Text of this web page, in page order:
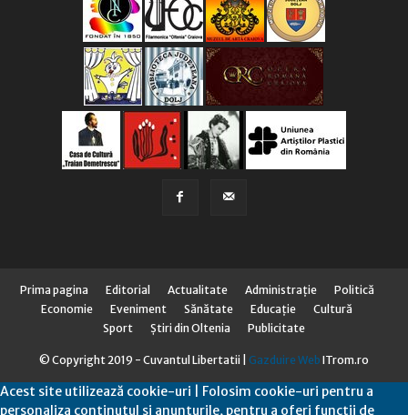
Prima pagina Editorial Actualitate Administraţie
Politică
Economie
Eveniment Sănătate Educaţie
Cultură
Sport
Știri din Oltenia Publicitate
© Copyright 2019 - Cuvantul Libertatii | Gazduire Web ITrom.ro
Acest site utilizează cookie-uri | Folosim cookie-uri pentru a
personaliza conținutul și anunțurile, pentru a oferi funcții de